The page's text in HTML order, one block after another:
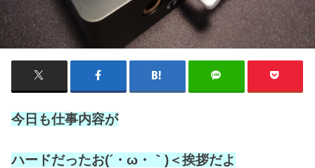
今日も仕事内容が
ハードだったお(´・ω・｀)＜挨拶だよ